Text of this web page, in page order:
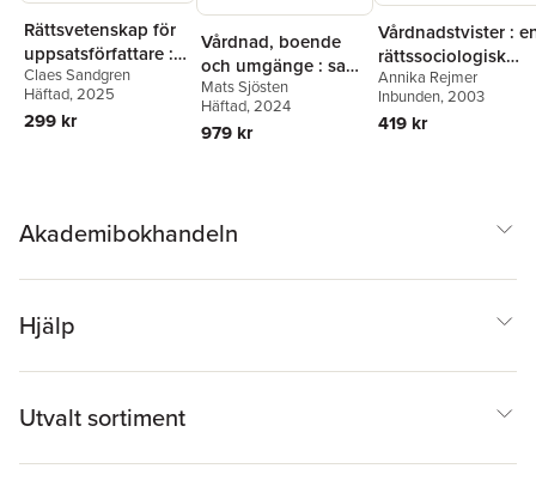
Rättsvetenskap för
uppsatsförfattare :
Ämne, material,
metod,
argumentation
Claes Sandgren
Häftad, 2025
299 kr
Vårdnad, boende
och umgänge : samt
verkställigheten av
sådana avgöranden
och
Mats Sjösten
Häftad, 2024
979 kr
Vårdnadstvister :
rättssociologisk
studie av tingsrätts
funktion vid
handläggning av
Annika Rejmer
Inbunden, 2003
419 kr
Akademibokhandeln
Hjälp
Utvalt sortiment